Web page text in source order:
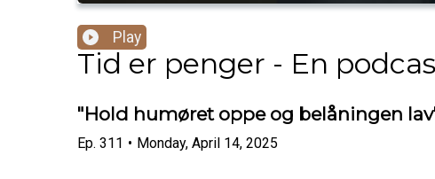
Play
Tid er penger - En
"Hold humøret oppe og belåningen
Ep. 311 • Monday, April 14, 2025